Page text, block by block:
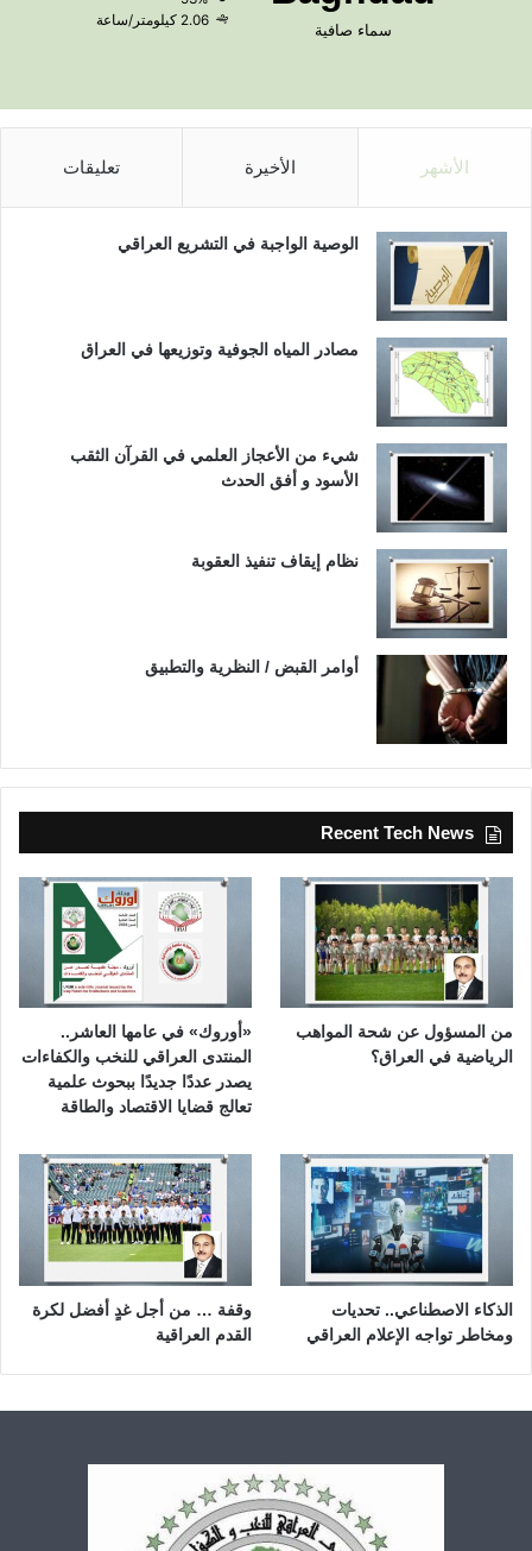
سماء صافية
2.06 كيلومتر/ساعة
الأشهر الأخيرة تعليقات
الوصية الواجبة في التشريع العراقي
مصادر المياه الجوفية وتوزيعها في العراق
شيء من الأعجاز العلمي في القرآن الثقب
الأسود و أفق الحدث
نظام إيقاف تنفيذ العقوبة
أوامر القبض / النظرية والتطبيق
Recent Tech News
من المسؤول عن شحة المواهب
الرياضية في العراق؟
«أوروك» في عامها العاشر..
المنتدى العراقي للنخب والكفاءات
يصدر عددًا جديدًا ببحوث علمية
تعالج قضايا الاقتصاد والطاقة
الذكاء الاصطناعي.. تحديات
ومخاطر تواجه الإعلام العراقي
وقفة … من أجل غدٍ أفضل لكرة
القدم العراقية